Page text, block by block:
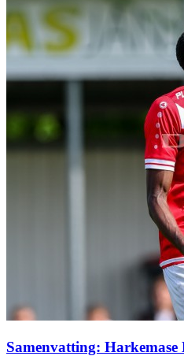
Samenvatting: Harkemase